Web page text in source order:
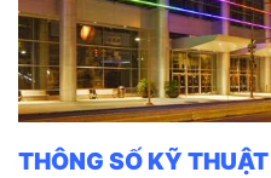
THÔNG SỐ KỸ THUẬT